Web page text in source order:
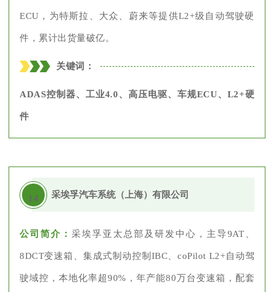
ECU，为特斯拉、大众、蔚来等提供L2+级自动驾驶硬
件，累计出货量破亿。
关键词：
ADAS控制器、工业4.0、高压电驱、车规ECU、L2+硬
件
14 采埃孚汽车系统（上海）有限公司
公司简介： 采埃孚亚太总部及研发中心，主导9AT、
8DCT变速箱、集成式制动控制IBC、coPilot L2+自动驾
驶域控，本地化率超90%，年产能80万台变速箱，配套